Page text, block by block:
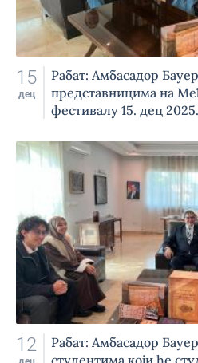
15
дец
Рабат: Амбасадор
представницима на
фестивалу 15. дец 2025.
12
Рабат: Амбасадор
студентима који ће